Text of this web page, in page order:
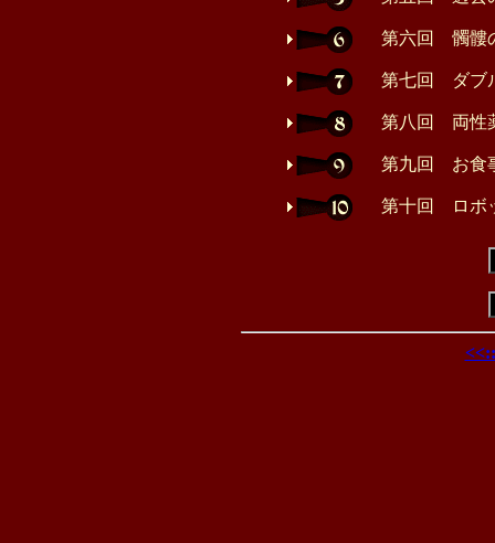
第六回 髑髏
第七回 ダブ
第八回 両性
第九回 お食
第十回 ロボ